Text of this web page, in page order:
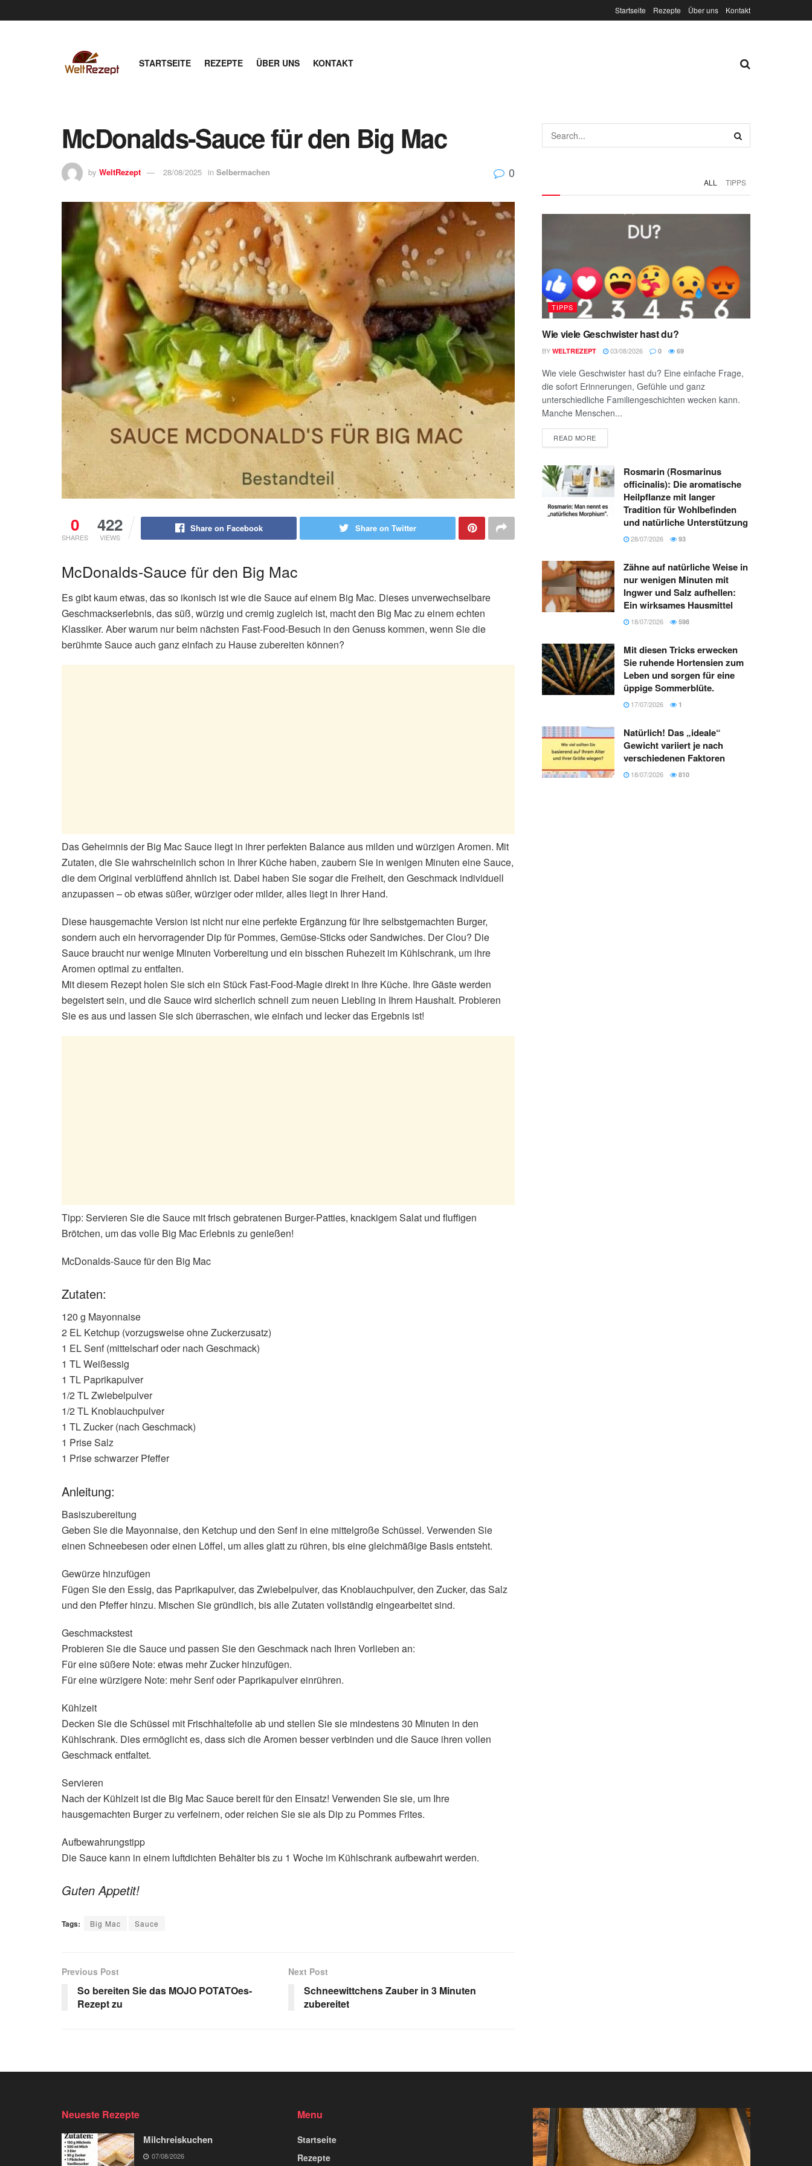
Startseite Rezepte Über uns Kontakt
STARTSEITE REZEPTE ÜBER UNS KONTAKT
McDonalds-Sauce für den Big Mac
by WeltRezept 28/08/2025 in Selbermachen 0
0
SHARES
422
VIEWS
Share on Facebook Share on Twitter
McDonalds-Sauce für den Big Mac
Es gibt kaum etwas, das so ikonisch ist wie die Sauce auf einem Big Mac. Dieses unverwechselbare
Geschmackserlebnis, das süß, würzig und cremig zugleich ist, macht den Big Mac zu einem echten
Klassiker. Aber warum nur beim nächsten Fast-Food-Besuch in den Genuss kommen, wenn Sie die
berühmte Sauce auch ganz einfach zu Hause zubereiten können?
Das Geheimnis der Big Mac Sauce liegt in ihrer perfekten Balance aus milden und würzigen Aromen. Mit
Zutaten, die Sie wahrscheinlich schon in Ihrer Küche haben, zaubern Sie in wenigen Minuten eine Sauce,
die dem Original verblüffend ähnlich ist. Dabei haben Sie sogar die Freiheit, den Geschmack individuell
anzupassen – ob etwas süßer, würziger oder milder, alles liegt in Ihrer Hand.
Diese hausgemachte Version ist nicht nur eine perfekte Ergänzung für Ihre selbstgemachten Burger,
sondern auch ein hervorragender Dip für Pommes, Gemüse-Sticks oder Sandwiches. Der Clou? Die
Sauce braucht nur wenige Minuten Vorbereitung und ein bisschen Ruhezeit im Kühlschrank, um ihre
Aromen optimal zu entfalten.
Mit diesem Rezept holen Sie sich ein Stück Fast-Food-Magie direkt in Ihre Küche. Ihre Gäste werden
begeistert sein, und die Sauce wird sicherlich schnell zum neuen Liebling in Ihrem Haushalt. Probieren
Sie es aus und lassen Sie sich überraschen, wie einfach und lecker das Ergebnis ist!
Tipp: Servieren Sie die Sauce mit frisch gebratenen Burger-Patties, knackigem Salat und fluffigen
Brötchen, um das volle Big Mac Erlebnis zu genießen!
McDonalds-Sauce für den Big Mac
Zutaten:
120 g Mayonnaise
2 EL Ketchup (vorzugsweise ohne Zuckerzusatz)
1 EL Senf (mittelscharf oder nach Geschmack)
1 TL Weißessig
1 TL Paprikapulver
1/2 TL Zwiebelpulver
1/2 TL Knoblauchpulver
1 TL Zucker (nach Geschmack)
1 Prise Salz
1 Prise schwarzer Pfeffer
Anleitung:
Basiszubereitung
Geben Sie die Mayonnaise, den Ketchup und den Senf in eine mittelgroße Schüssel. Verwenden Sie
einen Schneebesen oder einen Löffel, um alles glatt zu rühren, bis eine gleichmäßige Basis entsteht.
Gewürze hinzufügen
Fügen Sie den Essig, das Paprikapulver, das Zwiebelpulver, das Knoblauchpulver, den Zucker, das Salz
und den Pfeffer hinzu. Mischen Sie gründlich, bis alle Zutaten vollständig eingearbeitet sind.
Geschmackstest
Probieren Sie die Sauce und passen Sie den Geschmack nach Ihren Vorlieben an:
Für eine süßere Note: etwas mehr Zucker hinzufügen.
Für eine würzigere Note: mehr Senf oder Paprikapulver einrühren.
Kühlzeit
Decken Sie die Schüssel mit Frischhaltefolie ab und stellen Sie sie mindestens 30 Minuten in den
Kühlschrank. Dies ermöglicht es, dass sich die Aromen besser verbinden und die Sauce ihren vollen
Geschmack entfaltet.
Servieren
Nach der Kühlzeit ist die Big Mac Sauce bereit für den Einsatz! Verwenden Sie sie, um Ihre
hausgemachten Burger zu verfeinern, oder reichen Sie sie als Dip zu Pommes Frites.
Aufbewahrungstipp
Die Sauce kann in einem luftdichten Behälter bis zu 1 Woche im Kühlschrank aufbewahrt werden.
Guten Appetit!
Tags: Big Mac Sauce
Previous Post
So bereiten Sie das MOJO POTATOes-
Rezept zu
Next Post
Schneewittchens Zauber in 3 Minuten
zubereitet
ALL TIPPS
TIPPS
Wie viele Geschwister hast du?
BY WELTREZEPT 03/08/2026 0 69
Wie viele Geschwister hast du? Eine einfache Frage,
die sofort Erinnerungen, Gefühle und ganz
unterschiedliche Familiengeschichten wecken kann.
Manche Menschen...
READ MORE
Rosmarin (Rosmarinus
officinalis): Die aromatische
Heilpflanze mit langer
Tradition für Wohlbefinden
und natürliche Unterstützung
28/07/2026 93
Zähne auf natürliche Weise in
nur wenigen Minuten mit
Ingwer und Salz aufhellen:
Ein wirksames Hausmittel
18/07/2026 598
Mit diesen Tricks erwecken
Sie ruhende Hortensien zum
Leben und sorgen für eine
üppige Sommerblüte.
17/07/2026 1
Natürlich! Das „ideale“
Gewicht variiert je nach
verschiedenen Faktoren
18/07/2026 810
Neueste Rezepte
Milchreiskuchen
07/08/2026
Menu
Startseite
Rezepte